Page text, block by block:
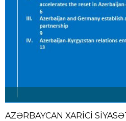
AZƏRBAYCAN XARİCİ